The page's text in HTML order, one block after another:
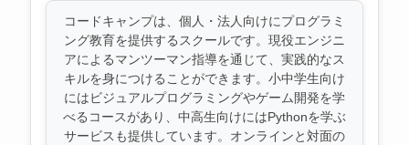
コードキャンプは、個人・法人向けにプログラミ
ング教育を提供するスクールです。現役エンジニ
アによるマンツーマン指導を通じて、実践的なス
キルを身につけることができます。小中学生向け
にはビジュアルプログラミングやゲーム開発を学
べるコースがあり、中高生向けにはPythonを学ぶ
サービスも提供しています。オンラインと対面の